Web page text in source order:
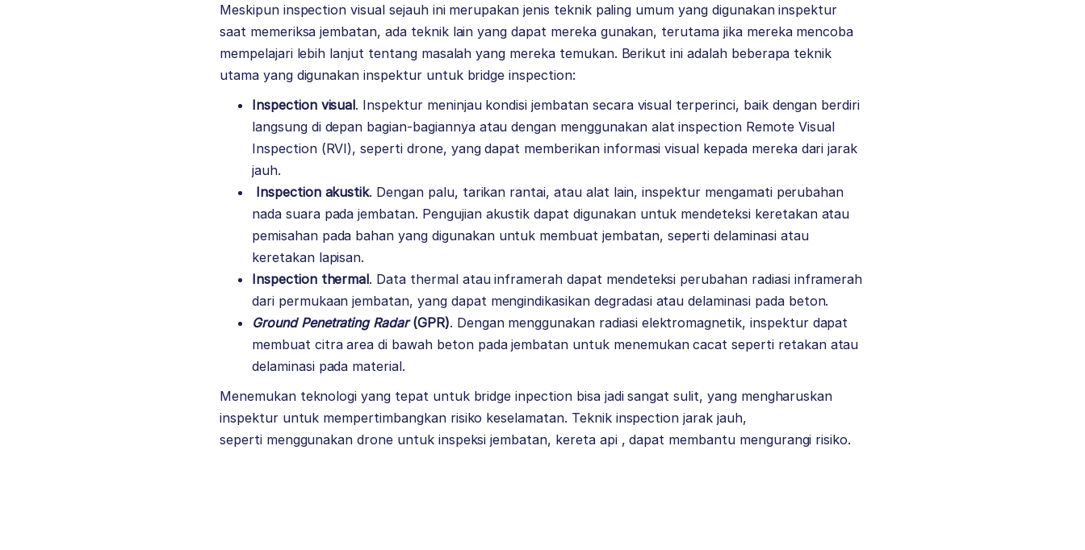
Meskipun inspection visual sejauh ini merupakan jenis teknik paling umum yang digunakan inspektur
saat memeriksa jembatan, ada teknik lain yang dapat mereka gunakan, terutama jika mereka mencoba
mempelajari lebih lanjut tentang masalah yang mereka temukan. Berikut ini adalah beberapa teknik
utama yang digunakan inspektur untuk bridge inspection:
Inspection visual. Inspektur meninjau kondisi jembatan secara visual terperinci, baik dengan berdiri
langsung di depan bagian-bagiannya atau dengan menggunakan alat inspection Remote Visual
Inspection (RVI), seperti drone, yang dapat memberikan informasi visual kepada mereka dari jarak
jauh.
Inspection akustik. Dengan palu, tarikan rantai, atau alat lain, inspektur mengamati perubahan
nada suara pada jembatan. Pengujian akustik dapat digunakan untuk mendeteksi keretakan atau
pemisahan pada bahan yang digunakan untuk membuat jembatan, seperti delaminasi atau
keretakan lapisan.
Inspection thermal. Data thermal atau inframerah dapat mendeteksi perubahan radiasi inframerah
dari permukaan jembatan, yang dapat mengindikasikan degradasi atau delaminasi pada beton.
Ground Penetrating Radar(GPR). Dengan menggunakan radiasi elektromagnetik, inspektur dapat
membuat citra area di bawah beton pada jembatan untuk menemukan cacat seperti retakan atau
delaminasi pada material.
Menemukan teknologi yang tepat untuk bridge inpection bisa jadi sangat sulit, yang mengharuskan
inspektur untuk mempertimbangkan risiko keselamatan. Teknik inspection jarak jauh,
seperti menggunakan drone untuk inspeksi jembatan, kereta api , dapat membantu mengurangi risiko.